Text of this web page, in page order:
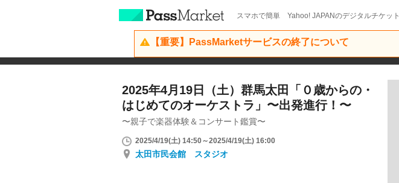
スマホで簡単 Yahoo! JAPANのデジタルチケット
【重要】PassMarketサービスの終了について
2025年4月19日（土）群馬太田「０歳からの・
はじめてのオーケストラ」〜出発進行！〜
〜親子で楽器体験＆コンサート鑑賞〜
2025/4/19(土) 14:50～2025/4/19(土) 16:00
太田市民会館 スタジオ